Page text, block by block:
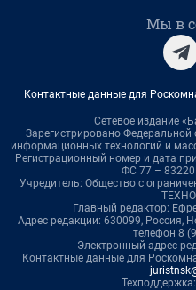
Мы в
Контактные данные для
Сетевое издание
Зарегистрировано Федеральной
информационных технологий и
Регистрационный номер и дата
ФС 77 – 83220
Учредитель: Общество с
Главный редактор:
Адрес редакции: 630099, Россия,
телефон 8
Электронный адрес
Контактные данные для
Техподдержка: